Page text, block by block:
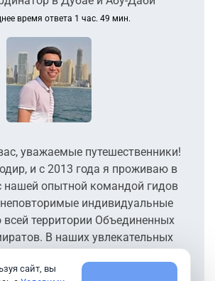
время ответа 1 час. 49 мин.
уважаемые путешественники!
и с 2013 года я проживаю в
нашей опытной командой гидов
индивидуальные
всей территории Объединенных
В наших увлекательных
и богатое прошлое, жизнь и
сайт, вы